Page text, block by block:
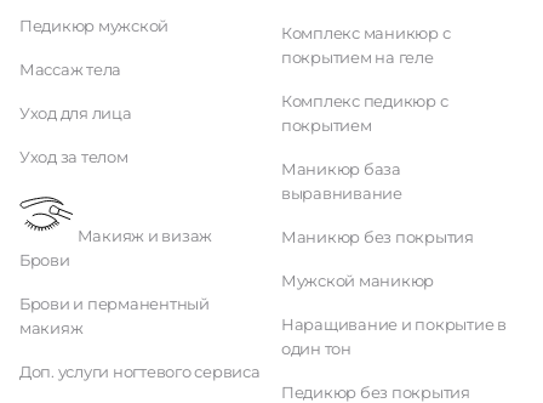
Педикюр мужской
Массаж тела
Уход для лица
Уход за телом
Макияж и визаж
Брови
Брови и перманентный
макияж
Доп. услуги ногтевого сервиса
Комплекс маникюр с
покрытием на геле
Комплекс педикюр с
покрытием
Маникюр база
выравнивание
Маникюр без покрытия
Мужской маникюр
Наращивание и покрытие в
один тон
Педикюр без покрытия